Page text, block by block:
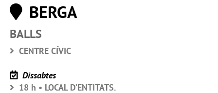
BERGA
BALLS
CENTRE CÍVIC
Dissabtes
18 h • LOCAL D’ENTITATS.